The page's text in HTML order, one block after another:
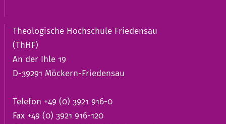
Theologische Hochschule Friedensau
(ThHF)
An der Ihle 19
D-39291 Möckern-Friedensau
Telefon +49 (0) 3921 916-0
Fax +49 (0) 3921 916-120